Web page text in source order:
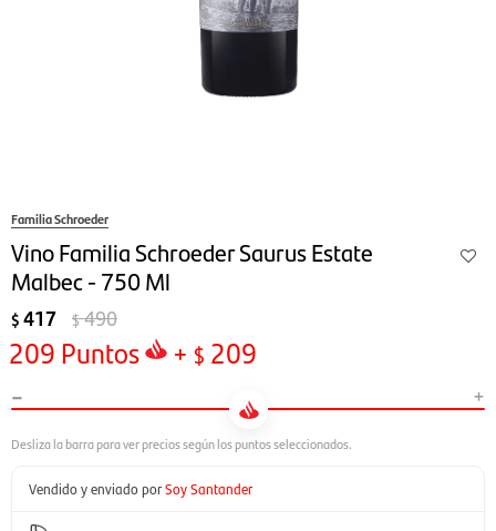
Familia Schroeder
Vino Familia Schroeder Saurus Estate
Malbec - 750 Ml
$ 417 $490
209 Puntos + $ 209
- +
Vendido y enviado porSoy Santander